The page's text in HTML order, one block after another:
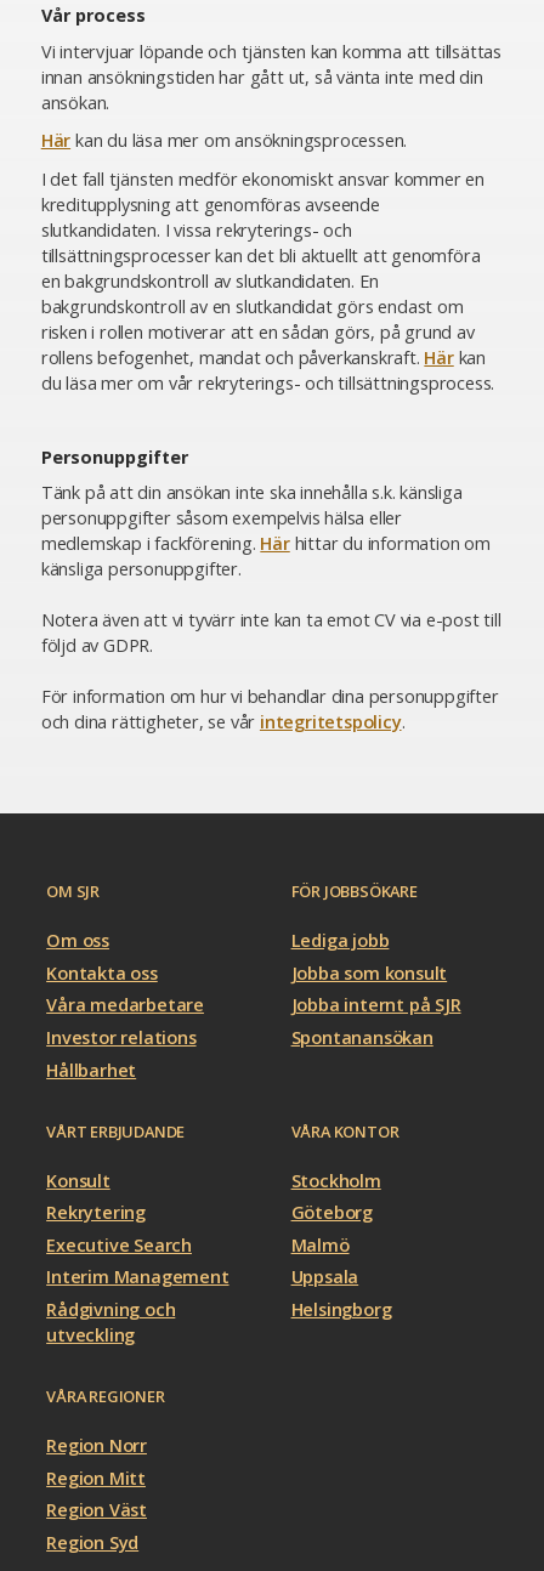
Vår process
Vi intervjuar löpande och tjänsten kan komma att tillsättas
innan ansökningstiden har gått ut, så vänta inte med din
ansökan.
Här kan du läsa mer om ansökningsprocessen.
I det fall tjänsten medför ekonomiskt ansvar kommer en
kreditupplysning att genomföras avseende
slutkandidaten. I vissa rekryterings- och
tillsättningsprocesser kan det bli aktuellt att genomföra
en bakgrundskontroll av slutkandidaten. En
bakgrundskontroll av en slutkandidat görs endast om
risken i rollen motiverar att en sådan görs, på grund av
rollens befogenhet, mandat och påverkanskraft. Härkan
du läsa mer om vår rekryterings- och tillsättningsprocess.
Personuppgifter
Tänk på att din ansökan inte ska innehålla s.k. känsliga
personuppgifter såsom exempelvis hälsa eller
medlemskap i fackförening. Härhittar du information om
känsliga personuppgifter.
Notera även att vi tyvärr inte kan ta emot CV via e-post till
följd av GDPR.
För information om hur vi behandlar dina personuppgifter
och dina rättigheter, se vår integritetspolicy.
OM SJR
Om oss
Kontakta oss
Våra medarbetare
Investor relations
Hållbarhet
FÖR JOBBSÖKARE
Lediga jobb
Jobba som konsult
Jobba internt på SJR
Spontanansökan
VÅRT ERBJUDANDE
Konsult
Rekrytering
Executive Search
Interim Management
Rådgivning och
utveckling
VÅRA KONTOR
Stockholm
Göteborg
Malmö
Uppsala
Helsingborg
VÅRA REGIONER
Region Norr
Region Mitt
Region Väst
Region Syd